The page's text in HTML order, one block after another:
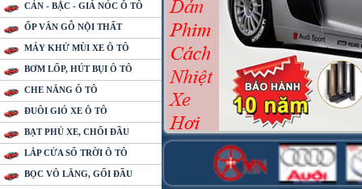
CẢN - BẬC - GIÁ NÓC Ô TÔ
ỐP VÂN GỖ NỘI THẤT
MÁY KHỬ MÙI XE Ô TÔ
BƠM LỐP, HÚT BỤI Ô TÔ
CHE NẮNG Ô TÔ
ĐUÔI GIÓ XE Ô TÔ
BẠT PHỦ XE, CHỔI ĐẦU
LẮP CỬA SỔ TRỜI Ô TÔ
BỌC VÔ LĂNG, GỐI ĐẦU